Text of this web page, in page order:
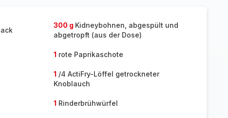
300 g Kidneybohnen, abgespült und
abgetropft (aus der Dose)
1 rote Paprikaschote
1 /4 ActiFry-Löffel getrockneter
Knoblauch
1 Rinderbrühwürfel